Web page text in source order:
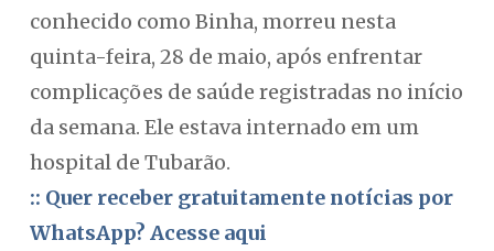
conhecido como Binha, morreu nesta
quinta-feira, 28 de maio, após enfrentar
complicações de saúde registradas no início
da semana. Ele estava internado em um
hospital de Tubarão.
:: Quer receber gratuitamente notícias por
WhatsApp? Acesse aqui